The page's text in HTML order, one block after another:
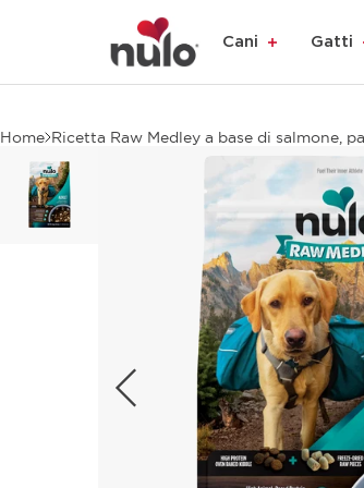
Cani Gatti
Home Ricetta Raw Medley a base di salmone,